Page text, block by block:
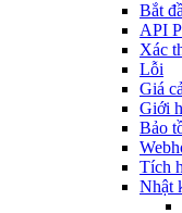
Bắt
API
Xác
Lỗi
Giá
Giới
Bảo
Tích
Nhật